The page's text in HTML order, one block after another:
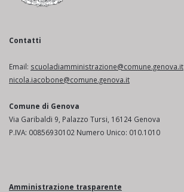
Contatti
Email: scuoladiamministrazione@comune.genova.it
nicola.iacobone@comune.genova.it
Comune di Genova
Via Garibaldi 9, Palazzo Tursi, 16124 Genova
P.IVA: 00856930102 Numero Unico: 010.1010
Amministrazione trasparente